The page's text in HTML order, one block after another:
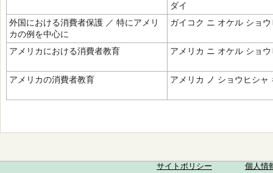
ダイ
外国における消費者保護 ／ 特にアメリ
カの例を中心に
ガイコク ニ オケル ショ
アメリカにおける消費者教育 アメリカ ニ オケル ショ
アメリカの消費者教育 アメリカ ノ ショウヒシャ
サイトポリシー 個人情